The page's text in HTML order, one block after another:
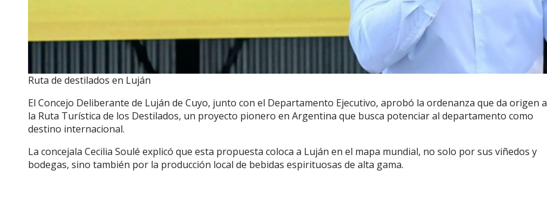
Ruta de destilados en Luján
El Concejo Deliberante de Luján de Cuyo, junto con el Departamento Ejecutivo, aprobó la ordenanza que da origen a
la Ruta Turística de los Destilados, un proyecto pionero en Argentina que busca potenciar al departamento como
destino internacional.
La concejala Cecilia Soulé explicó que esta propuesta coloca a Luján en el mapa mundial, no solo por sus viñedos y
bodegas, sino también por la producción local de bebidas espirituosas de alta gama.